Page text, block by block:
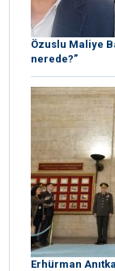
Özuslu Maliye
nerede?”
Erhürman